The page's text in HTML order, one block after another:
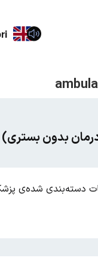
بدون بستری)
دسته‌بندی شده‌ی